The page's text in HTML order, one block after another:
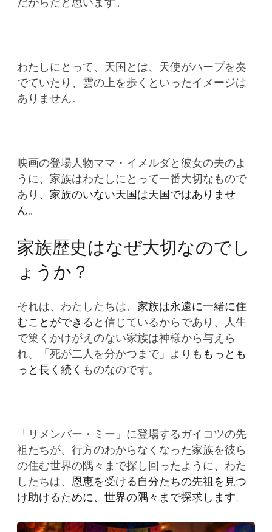
だからだと思います。
わたしにとって、天国とは、天使がハープを奏
でていたり、雲の上を歩くといったイメージは
ありません。
映画の登場人物ママ・イメルダと彼女の夫のよ
うに、家族はわたしにとって一番大切なもので
あり、 家族のいない天国は天国ではありませ
ん。
家族歴史はなぜ大切なのでし
ょうか？
それは、わたしたちは、 家族は永遠に一緒に住
むことができる と信じているからであり、人生
で築くかけがえのない家族は神様から与えら
れ、「死が二人を分かつまで」よりも もっとも
っと長く続く ものなのです。
「リメンバー・ミー」に登場するガイコツの先
祖たちが、行方のわからなくなった家族を彼ら
の住む世界の隅々まで探し回ったように、わた
したちは、 恩恵を受ける自分たちの先祖を見つ
け助けるために、世界の隅々まで探求します。